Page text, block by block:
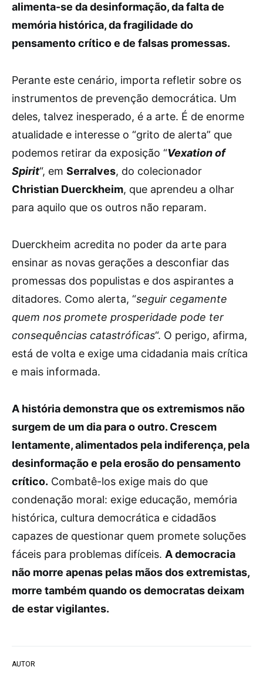
AUTOR
alimenta-se da desinformação, da falta de
memória histórica, da fragilidade do
pensamento crítico e de falsas promessas.
Perante este cenário, importa refletir sobre os
instrumentos de prevenção democrática. Um
deles, talvez inesperado, é a arte. É de enorme
atualidade e interesse o “grito de alerta” que
podemos retirar da exposição “Vexation of
Spirit“, em Serralves, do colecionador
Christian Duerckheim, que aprendeu a olhar
para aquilo que os outros não reparam.
Duerckheim acredita no poder da arte para
ensinar as novas gerações a desconfiar das
promessas dos populistas e dos aspirantes a
ditadores. Como alerta, “seguir cegamente
quem nos promete prosperidade pode ter
consequências catastróficas“. O perigo, afirma,
está de volta e exige uma cidadania mais crítica
e mais informada.
A história demonstra que os extremismos não
surgem de um dia para o outro. Crescem
lentamente, alimentados pela indiferença, pela
desinformação e pela erosão do pensamento
crítico. Combatê-los exige mais do que
condenação moral: exige educação, memória
histórica, cultura democrática e cidadãos
capazes de questionar quem promete soluções
fáceis para problemas difíceis. A democracia
não morre apenas pelas mãos dos extremistas,
morre também quando os democratas deixam
de estar vigilantes.